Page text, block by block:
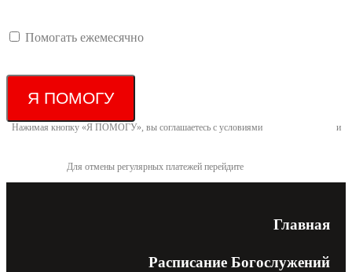
Помогать ежемесячно
Я ПОМОГУ
Нажимая кнопку «Я ПОМОГУ», вы соглашаетесь с условиями
и
Для отмены регулярных платежей перейдите
Главная
Расписание Богослужений